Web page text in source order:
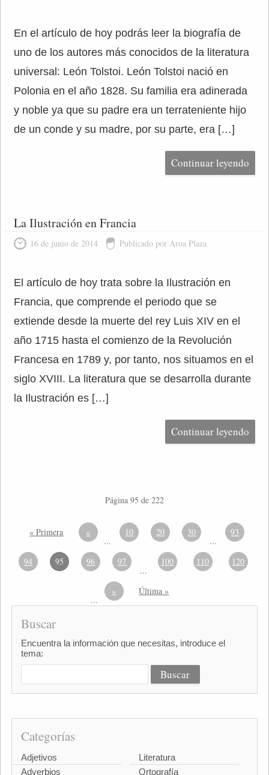
En el artículo de hoy podrás leer la biografía de
uno de los autores más conocidos de la literatura
universal: León Tolstoi. León Tolstoi nació en
Polonia en el año 1828. Su familia era adinerada
y noble ya que su padre era un terrateniente hijo
de un conde y su madre, por su parte, era […]
Continuar leyendo
La Ilustración en Francia
16 de junio de 2014 Publicado por Aroa Plaza
El artículo de hoy trata sobre la Ilustración en
Francia, que comprende el periodo que se
extiende desde la muerte del rey Luis XIV en el
año 1715 hasta el comienzo de la Revolución
Francesa en 1789 y, por tanto, nos situamos en el
siglo XVIII. La literatura que se desarrolla durante
la Ilustración es […]
Continuar leyendo
Página 95 de 222
« Primera «
...
10 20 30
...
93
94 95 96 97
...
100 110 120
...
» Última »
Buscar
Encuentra la información que necesitas, introduce el
tema:
Categorías
Adjetivos
Adverbios
Literatura
Ortografía